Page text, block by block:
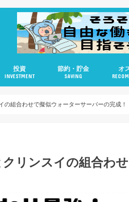
投資
INVESTMENT
節約・貯金
SAVING
オ
の組合わせで擬似ウォーターサーバーの完成！
クリンスイの組合わ